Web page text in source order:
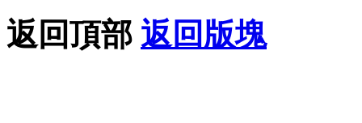
返回頂部 返回版塊